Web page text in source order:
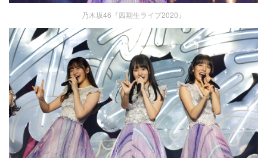
乃木坂46『四期生ライブ2020』